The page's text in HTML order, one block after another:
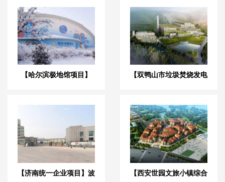
【哈尔滨极地馆项目】
【双鸭山市垃圾焚烧发电
【济南统一企业项目】波
【西安世园文旅小镇综合